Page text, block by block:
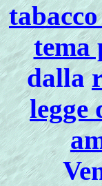
tema
dalla
legge